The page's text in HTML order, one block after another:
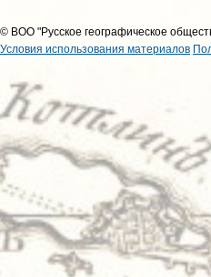
© ВОО "Русское географическое
Условия использования материалов